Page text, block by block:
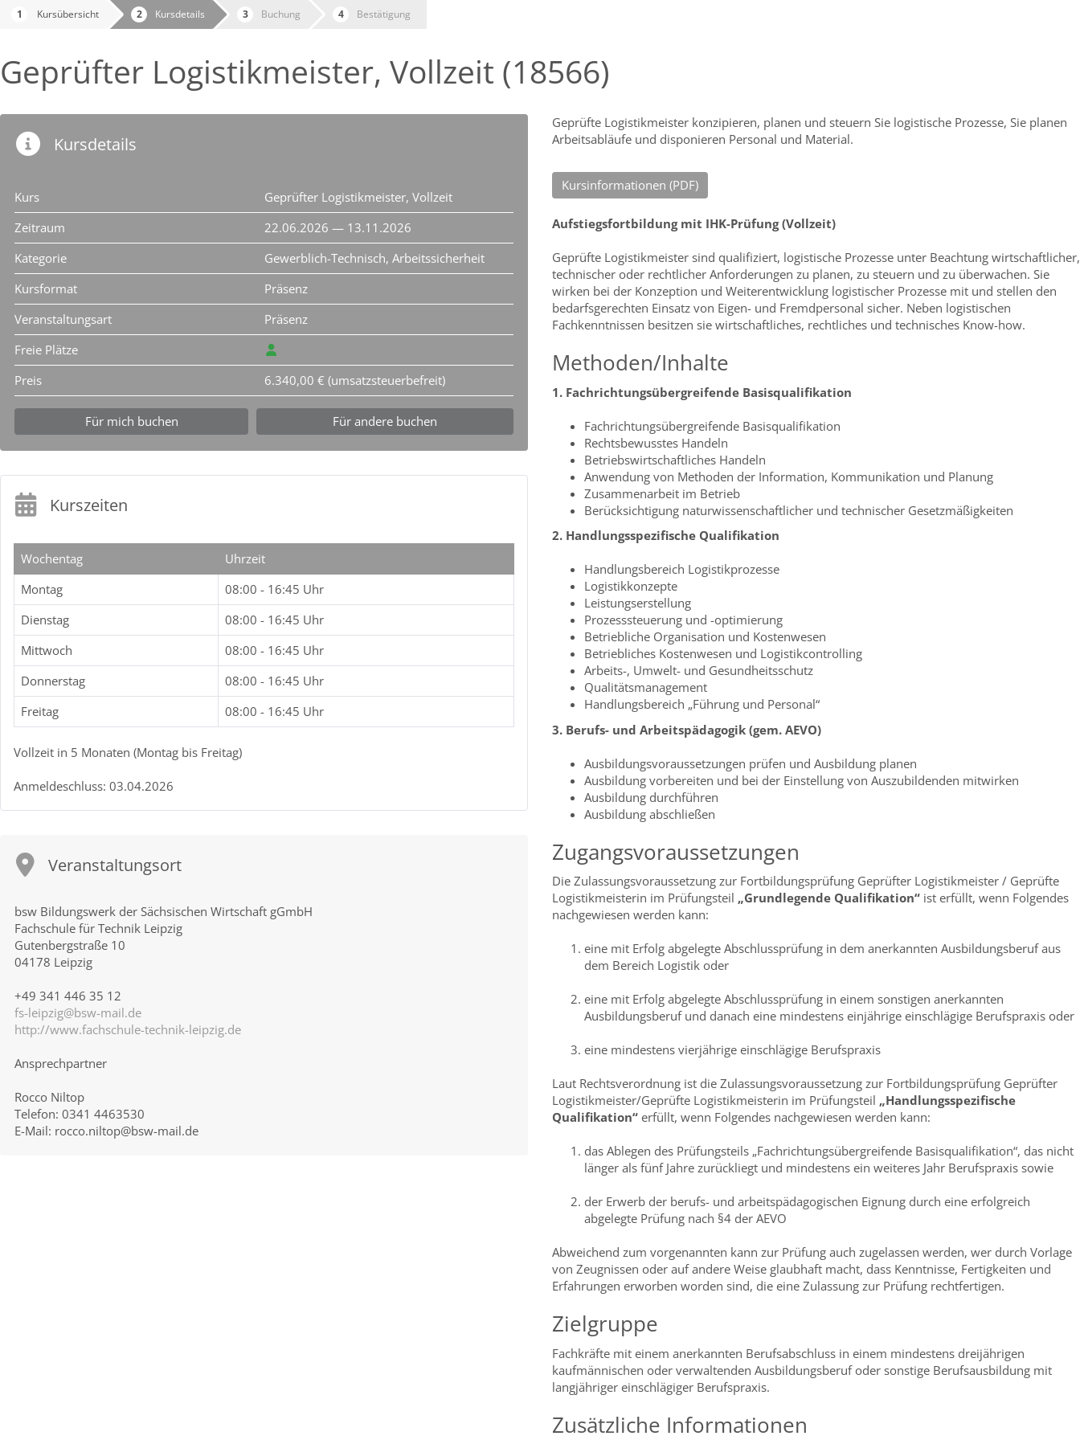
Kursübersicht Kursdetails Buchung Bestätigung
Geprüfter Logistikmeister, Vollzeit (18566)
Kursdetails
Kurs
Geprüfter Logistikmeister, Vollzeit
Zeitraum
22.06.2026 — 13.11.2026
Kategorie
Gewerblich-Technisch, Arbeitssicherheit
Kursformat
Präsenz
Veranstaltungsart
Präsenz
Freie Plätze
Preis
6.340,00 € (umsatzsteuerbefreit)
Für mich buchen Für andere buchen
Geprüfte Logistikmeister konzipieren, planen und steuern Sie logistische Prozesse, Sie planen
Arbeitsabläufe und disponieren Personal und Material.
Kursinformationen (PDF)
Aufstiegsfortbildung mit IHK-Prüfung (Vollzeit)
Geprüfte Logistikmeister sind qualifiziert, logistische Prozesse unter Beachtung wirtschaftlicher,
technischer oder rechtlicher Anforderungen zu planen, zu steuern und zu überwachen. Sie
wirken bei der Konzeption und Weiterentwicklung logistischer Prozesse mit und stellen den
bedarfsgerechten Einsatz von Eigen- und Fremdpersonal sicher. Neben logistischen
Fachkenntnissen besitzen sie wirtschaftliches, rechtliches und technisches Know-how.
Methoden/Inhalte
1. Fachrichtungsübergreifende Basisqualifikation
Fachrichtungsübergreifende Basisqualifikation
Rechtsbewusstes Handeln
Betriebswirtschaftliches Handeln
Anwendung von Methoden der Information, Kommunikation und Planung
Zusammenarbeit im Betrieb
Berücksichtigung naturwissenschaftlicher und technischer Gesetzmäßigkeiten
2. Handlungsspezifische Qualifikation
Handlungsbereich Logistikprozesse
Logistikkonzepte
Leistungserstellung
Prozesssteuerung und -optimierung
Betriebliche Organisation und Kostenwesen
Betriebliches Kostenwesen und Logistikcontrolling
Arbeits-, Umwelt- und Gesundheitsschutz
Qualitätsmanagement
Handlungsbereich „Führung und Personal“
3. Berufs- und Arbeitspädagogik (gem. AEVO)
Ausbildungsvoraussetzungen prüfen und Ausbildung planen
Ausbildung vorbereiten und bei der Einstellung von Auszubildenden mitwirken
Ausbildung durchführen
Ausbildung abschließen
Zugangsvoraussetzungen
Die Zulassungsvoraussetzung zur Fortbildungsprüfung Geprüfter Logistikmeister / Geprüfte
Logistikmeisterin im Prüfungsteil „Grundlegende Qualifikation“ ist erfüllt, wenn Folgendes
nachgewiesen werden kann:
eine mit Erfolg abgelegte Abschlussprüfung in dem anerkannten Ausbildungsberuf aus
dem Bereich Logistik oder
eine mit Erfolg abgelegte Abschlussprüfung in einem sonstigen anerkannten
Ausbildungsberuf und danach eine mindestens einjährige einschlägige Berufspraxis oder
eine mindestens vierjährige einschlägige Berufspraxis
Laut Rechtsverordnung ist die Zulassungsvoraussetzung zur Fortbildungsprüfung Geprüfter
Logistikmeister/Geprüfte Logistikmeisterin im Prüfungsteil „Handlungsspezifische
Qualifikation“ erfüllt, wenn Folgendes nachgewiesen werden kann:
das Ablegen des Prüfungsteils „Fachrichtungsübergreifende Basisqualifikation“, das nicht
länger als fünf Jahre zurückliegt und mindestens ein weiteres Jahr Berufspraxis sowie
der Erwerb der berufs- und arbeitspädagogischen Eignung durch eine erfolgreich
abgelegte Prüfung nach §4 der AEVO
Abweichend zum vorgenannten kann zur Prüfung auch zugelassen werden, wer durch Vorlage
von Zeugnissen oder auf andere Weise glaubhaft macht, dass Kenntnisse, Fertigkeiten und
Erfahrungen erworben worden sind, die eine Zulassung zur Prüfung rechtfertigen.
Zielgruppe
Fachkräfte mit einem anerkannten Berufsabschluss in einem mindestens dreijährigen
kaufmännischen oder verwaltenden Ausbildungsberuf oder sonstige Berufsausbildung mit
langjähriger einschlägiger Berufspraxis.
Zusätzliche Informationen
Kurszeiten
Wochentag
Uhrzeit
Montag
08:00 - 16:45 Uhr
Dienstag
08:00 - 16:45 Uhr
Mittwoch
08:00 - 16:45 Uhr
Donnerstag
08:00 - 16:45 Uhr
Freitag
08:00 - 16:45 Uhr
Vollzeit in 5 Monaten (Montag bis Freitag)
Anmeldeschluss: 03.04.2026
Veranstaltungsort
bsw Bildungswerk der Sächsischen Wirtschaft gGmbH
Fachschule für Technik Leipzig
Gutenbergstraße 10
04178 Leipzig
+49 341 446 35 12
fs-leipzig@bsw-mail.de
http://www.fachschule-technik-leipzig.de
Ansprechpartner
Rocco Niltop
Telefon: 0341 4463530
E-Mail: rocco.niltop@bsw-mail.de